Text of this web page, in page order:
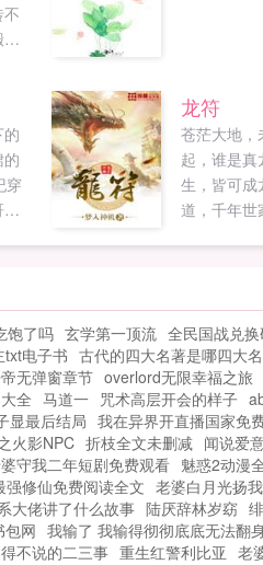
穿
三
龙符
苍茫大地，
起，谁是
生，皆可成
道，千年世
饱了吗 玄学第一顶流 全民国战兑
txt电子书 古代的四大名著是哪四大
无弹窗章节 overlord无限幸福之旅
全 马道一 咒术高层开会的样子
显最后结局 我在异界开直播国家免
火影NPC 折枝全文未删减 闻说爱
守我二年短剧免费观看 魅惑2动漫
强修仙免费阅读全文 老婆白月光扬
大佬讲了什么故事 陆厌辞林岁窈
包网 我输了 我输得彻彻底底无法翻
不说的二三事 重生红警利比亚 老